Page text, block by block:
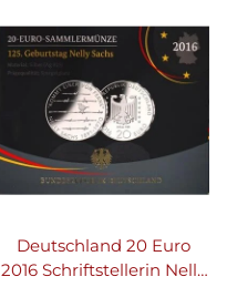
Deutschland 20 Euro
2016 Schriftstellerin Nelly